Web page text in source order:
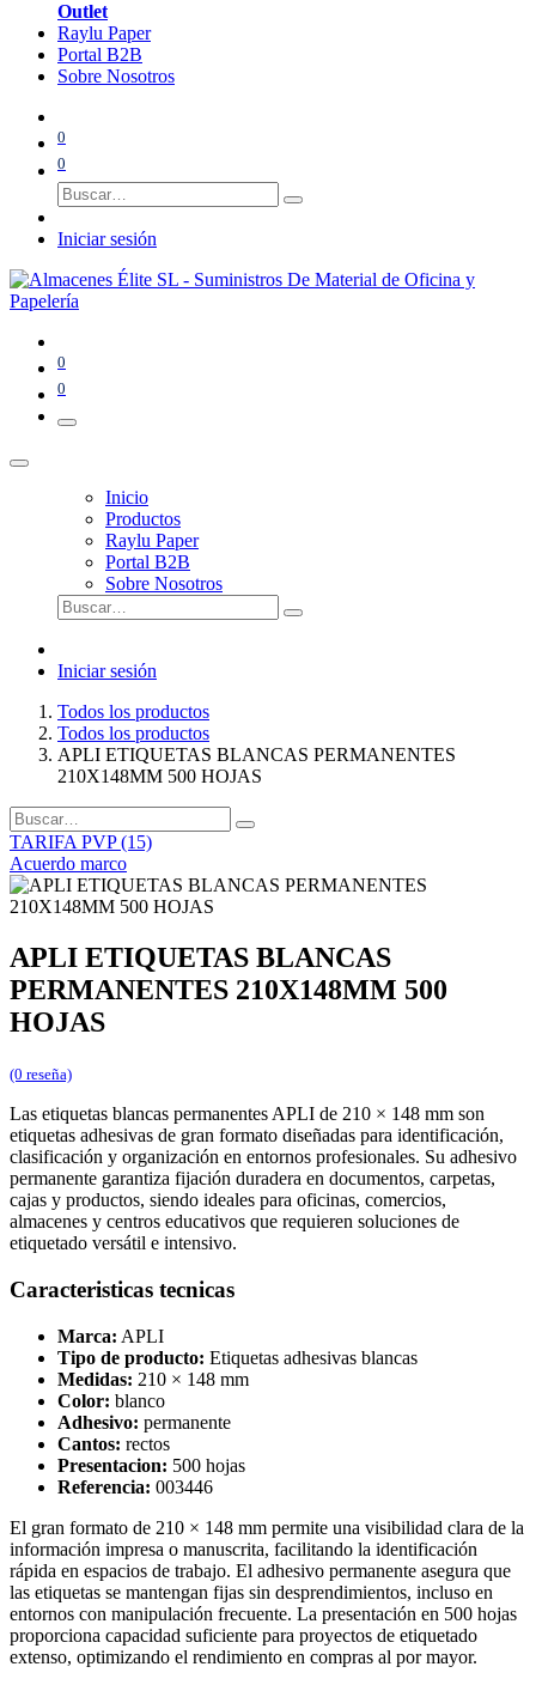
Outlet
Raylu Paper
Portal B2B
Sobre Nosotros
0
0
Iniciar sesión
0
0
Inicio
Productos
Raylu Paper
Portal B2B
Sobre Nosotros
Iniciar sesión
Todos los productos
Todos los productos
APLI ETIQUETAS BLANCAS PERMANENTES
210X148MM 500 HOJAS
TARIFA PVP (15)
Acuerdo marco
APLI ETIQUETAS BLANCAS
PERMANENTES 210X148MM 500
HOJAS
(0 reseña)
Las etiquetas blancas permanentes APLI de 210 × 148 mm son
etiquetas adhesivas de gran formato diseñadas para identificación,
clasificación y organización en entornos profesionales. Su adhesivo
permanente garantiza fijación duradera en documentos, carpetas,
cajas y productos, siendo ideales para oficinas, comercios,
almacenes y centros educativos que requieren soluciones de
etiquetado versátil e intensivo.
Caracteristicas tecnicas
Marca: APLI
Tipo de producto: Etiquetas adhesivas blancas
Medidas: 210 × 148 mm
Color: blanco
Adhesivo: permanente
Cantos: rectos
Presentacion: 500 hojas
Referencia: 003446
El gran formato de 210 × 148 mm permite una visibilidad clara de la
información impresa o manuscrita, facilitando la identificación
rápida en espacios de trabajo. El adhesivo permanente asegura que
las etiquetas se mantengan fijas sin desprendimientos, incluso en
entornos con manipulación frecuente. La presentación en 500 hojas
proporciona capacidad suficiente para proyectos de etiquetado
extenso, optimizando el rendimiento en compras al por mayor.